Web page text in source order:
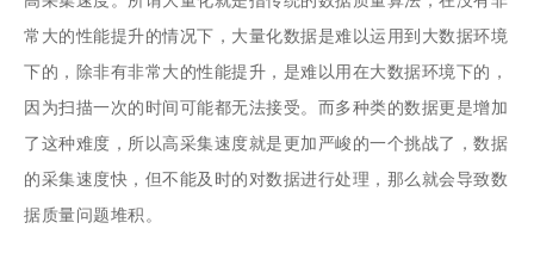
常大的性能提升的情况下，大量化数据是难以运用到大数据环境
下的，除非有非常大的性能提升，是难以用在大数据环境下的，
因为扫描一次的时间可能都无法接受。而多种类的数据更是增加
了这种难度，所以高采集速度就是更加严峻的一个挑战了，数据
的采集速度快，但不能及时的对数据进行处理，那么就会导致数
据质量问题堆积。